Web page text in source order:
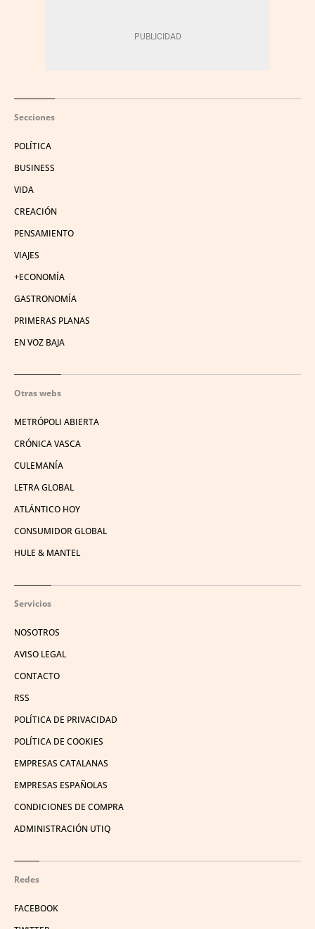
Secciones
POLÍTICA
BUSINESS
VIDA
CREACIÓN
PENSAMIENTO
VIAJES
+ECONOMÍA
GASTRONOMÍA
PRIMERAS PLANAS
EN VOZ BAJA
Otras webs
METRÓPOLI ABIERTA
CRÓNICA VASCA
CULEMANÍA
LETRA GLOBAL
ATLÁNTICO HOY
CONSUMIDOR GLOBAL
HULE & MANTEL
Servicios
NOSOTROS
AVISO LEGAL
CONTACTO
RSS
POLÍTICA DE PRIVACIDAD
POLÍTICA DE COOKIES
EMPRESAS CATALANAS
EMPRESAS ESPAÑOLAS
CONDICIONES DE COMPRA
ADMINISTRACIÓN UTIQ
Redes
FACEBOOK